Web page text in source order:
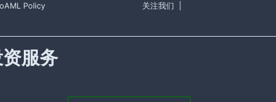
AML Policy 关注我们
服务